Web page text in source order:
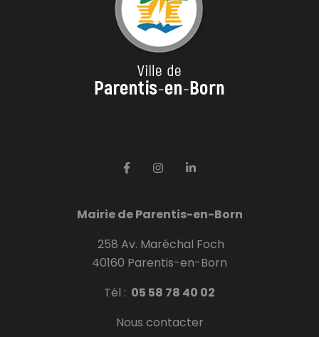
Mairie de Parentis-en-Born
258 Av. Maréchal Foch
40160 Parentis-en-Born
Tél : 05 58 78 40 02
Nous contacter